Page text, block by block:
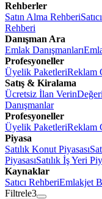
Rehberler
Satın Alma Rehberi
Rehberi
Danışman Ara
Emlak Danışmanları
Profesyoneller
Üyelik PaketleriReklam
Satış & Kiralama
Ücretsiz İlan Verin
Danışmanlar
Profesyoneller
Üyelik PaketleriReklam
Piyasa
Satılık Konut Piyasası
PiyasasıSatılık İş Yeri
Kaynaklar
Satıcı RehberiEmlakjet
Filtrele3